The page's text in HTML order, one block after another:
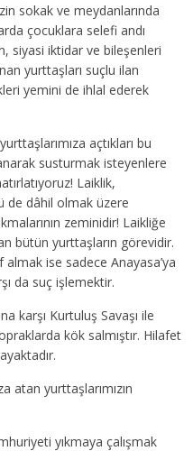
sokak ve meydanlarında
çocuklara selefi andı
siyasi iktidar ve bileşenleri
yurttaşları suçlu ilan
yemini de ihlal ederek
açtıkları bu
susturmak isteyenlere
Laiklik,
de dâhil olmak üzere
zeminidir! Laikliğe
bütün yurttaşların görevidir.
almak ise sadece Anayasa’ya
da suç işlemektir.
karşı Kurtuluş Savaşı ile
kök salmıştır. Hilafet
atan yurttaşlarımızın
yıkmaya çalışmak